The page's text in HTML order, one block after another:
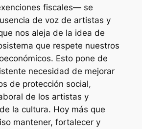
fiscales— se
de voz de artistas y
nos aleja de la idea de
que respete nuestros
Esto pone de
necesidad de mejorar
de protección social,
de los artistas y
la cultura. Hoy más que
mantener, fortalecer y